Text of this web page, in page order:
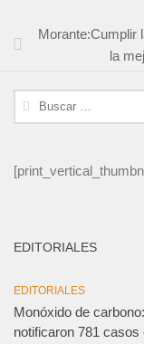
Morante:Cumplir
la
Buscar:
EDITORIALES
EDITORIALES
Monóxido de
notificaron 781